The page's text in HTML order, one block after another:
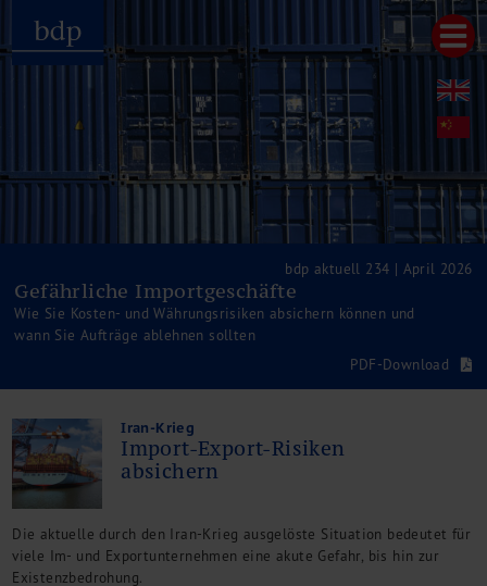
bdp aktuell
Unternehmenswerte
Newsletter
Videos
Wirtschaftsprüfung
Unternehmensfinanzierung
Restrukturierung
M&A + Unternehmensnachfolge
Management Consulting
Internationalisierung
bdp aktuell 234 | April 2026
Gefährliche Importgeschäfte
Wie Sie Kosten- und Währungsrisiken absichern können und
wann Sie Aufträge ablehnen sollten
PDF-Download
Iran-Krieg
Import-Export-Risiken
absichern
Die aktuelle durch den Iran-Krieg ausgelöste Situation bedeutet für
viele Im- und Exportunternehmen eine akute Gefahr, bis hin zur
Existenzbedrohung.